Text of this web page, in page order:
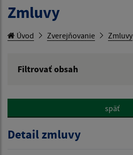
Zmluvy
Úvod Zverejňovanie Zmluvy
Filtrovať obsah
Hľadať v:
späť
Detail zmluvy